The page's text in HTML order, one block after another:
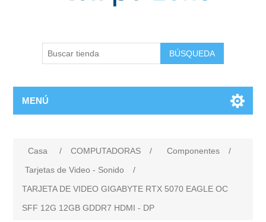
BÚSQUEDA
MENÚ
Casa / COMPUTADORAS / Componentes
/
Tarjetas de Video - Sonido
/
TARJETA DE VIDEO GIGABYTE RTX 5070 EAGLE OC
SFF 12G 12GB GDDR7 HDMI - DP